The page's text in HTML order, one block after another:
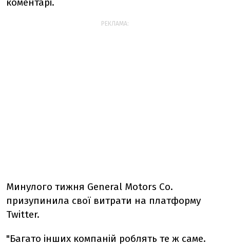
РЕКЛАМА:
Минулого тижня General Motors Co.
призупинила свої витрати на платформу
Twitter.
"Багато інших компаній роблять те ж саме.